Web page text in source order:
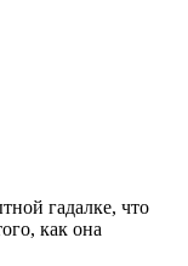
гадалке, что
как она